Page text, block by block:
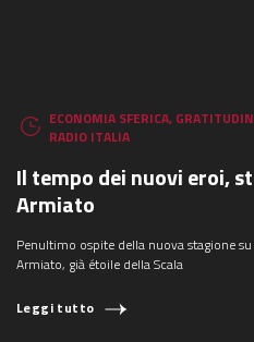
ECONOMIA SFERICA,
RADIO ITALIA
Il tempo dei nuovi eroi,
Armiato
Penultimo ospite della nuova stagione
Armiato, già étoile della Scala
Leggi tutto